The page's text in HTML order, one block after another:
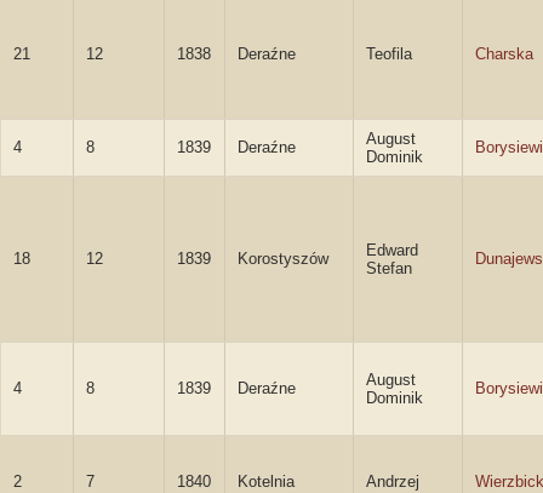
21 12 1838 Deraźne Teofila Charska
4 8 1839 Deraźne
August
Dominik
18 12 1839 Korostyszów
Edward
Stefan
4 8 1839 Deraźne
August
Dominik
2 7 1840 Kotelnia Andrzej